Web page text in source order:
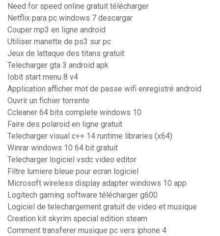
Need for speed online gratuit télécharger
Netflix para pc windows 7 descargar
Couper mp3 en ligne android
Utiliser manette de ps3 sur pc
Jeux de lattaque des titans gratuit
Telecharger gta 3 android apk
Iobit start menu 8 v4
Application afficher mot de passe wifi enregistré android
Ouvrir un fichier torrente
Ccleaner 64 bits complete windows 10
Faire des polaroid en ligne gratuit
Telecharger visual c++ 14 runtime libraries (x64)
Winrar windows 10 64 bit gratuit
Telecharger logiciel vsdc video editor
Filtre lumiere bleue pour ecran logiciel
Microsoft wireless display adapter windows 10 app
Logitech gaming software télécharger g600
Logiciel de telechargement gratuit de video et musique
Creation kit skyrim special edition steam
Comment transferer musique pc vers iphone 4